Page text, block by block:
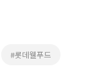
#롯데웰푸드